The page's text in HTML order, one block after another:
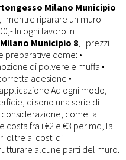
Milano Municipio
mentre riparare un muro
In ogni lavoro in
Municipio 8 , i prezzi
preparative come: •
di polvere e muffa •
adesione •
Ad ogni modo,
ci sono una serie di
come la
fra i €2 e €3 per mq, la
oltre ai costi di
alcune parti del muro.